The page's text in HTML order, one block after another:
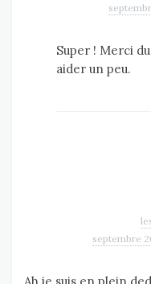
Super ! Merci
aider un peu.
septembre
Ah je suis en plein